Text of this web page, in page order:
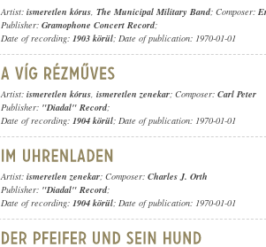
Artist: ismeretlen kórus, The Municipal Military Band; Composer:
Publisher: Gramophone Concert Record;
Date of recording: 1903 körül; Date of publication: 1970-01-01
Artist: ismeretlen kórus, ismeretlen zenekar; Composer: Carl Peter
Publisher: "Diadal" Record;
Date of recording: 1904 körül; Date of publication: 1970-01-01
Artist: ismeretlen zenekar; Composer: Charles J. Orth
Publisher: "Diadal" Record;
Date of recording: 1904 körül; Date of publication: 1970-01-01